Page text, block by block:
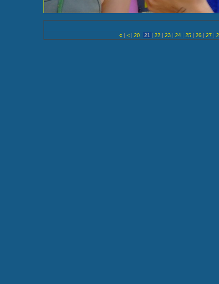
« | < | 20 | 21 | 22 | 23 | 24 | 25 | 26 | 27 |